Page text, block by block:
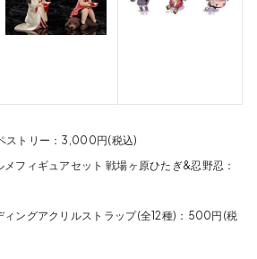
ストリー：3,000円(税込)
メフィギュアセット 戦場ヶ原ひたぎ&忍野忍：
ィングアクリルストラップ(全12種)：500円(税